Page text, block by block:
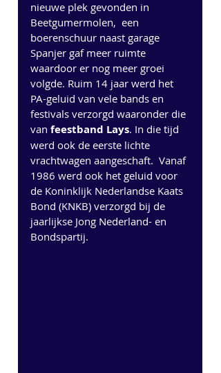
nieuwe plek gevonden in
Beetgumermolen,  een
boerenschuur naast garage
Spanjer gaf meer ruimte
waardoor er nog meer groei
volgde. Ruim 14 jaar werd het
PA-geluid van vele bands en
festivals verzorgd waaronder die
van feestband Lays. In die tijd
werd ook de eerste lichte
vrachtwagen aangeschaft.  Vanaf
1986 werd ook het geluid voor
de Koninklijk Nederlandse Kaats
Bond (KNKB) verzorgd bij de
jaarlijkse Jong Nederland- en
Bondspartij.